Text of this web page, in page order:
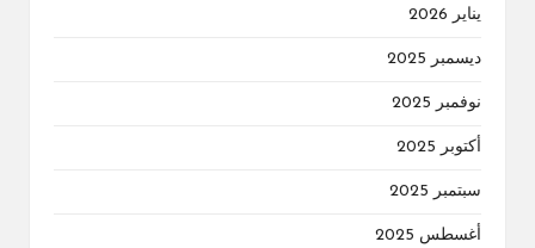
يناير 2026
ديسمبر 2025
نوفمبر 2025
أكتوبر 2025
سبتمبر 2025
أغسطس 2025